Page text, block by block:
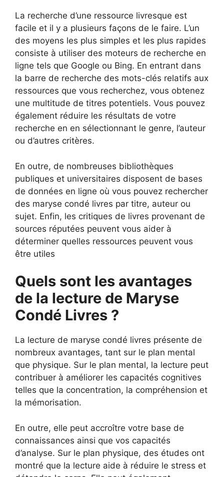
La recherche d’une ressource livresque est
facile et il y a plusieurs façons de le faire. L’un
des moyens les plus simples et les plus rapides
consiste à utiliser des moteurs de recherche en
ligne tels que Google ou Bing. En entrant dans
la barre de recherche des mots-clés relatifs aux
ressources que vous recherchez, vous obtenez
une multitude de titres potentiels. Vous pouvez
également réduire les résultats de votre
recherche en en sélectionnant le genre, l’auteur
ou d’autres critères.
En outre, de nombreuses bibliothèques
publiques et universitaires disposent de bases
de données en ligne où vous pouvez rechercher
des maryse condé livres par titre, auteur ou
sujet. Enfin, les critiques de livres provenant de
sources réputées peuvent vous aider à
déterminer quelles ressources peuvent vous
être utiles
Quels sont les avantages
de la lecture de Maryse
Condé Livres ?
La lecture de maryse condé livres présente de
nombreux avantages, tant sur le plan mental
que physique. Sur le plan mental, la lecture peut
contribuer à améliorer les capacités cognitives
telles que la concentration, la compréhension et
la mémorisation.
En outre, elle peut accroître votre base de
connaissances ainsi que vos capacités
d’analyse. Sur le plan physique, des études ont
montré que la lecture aide à réduire le stress et